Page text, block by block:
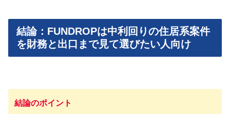
結論：FUNDROPは中利回りの住居系案件
を財務と出口まで見て選びたい人向け
結論のポイント